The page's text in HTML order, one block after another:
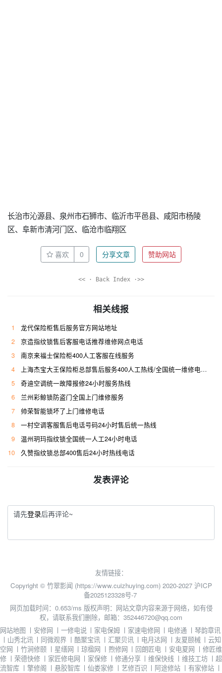
长治市沁源县、泉州市石狮市、临沂市平邑县、咸阳市杨陵
区、阜新市清河门区、临沧市临翔区
喜欢 0 分享文章 赞助网站
<< · Back Index ·>>
相关线报
1
龙代保险柜售后服务官方网站地址
2
京造指纹锁售后客服电话推荐维修网点电话
3
南京来福士保险柜400人工客服在线服务
4
上海杰宝大王保险柜总部售后服务400人工热线/全国统一维修电话是多少
5
奇迪空调统一故障报修24小时服务热线
6
兰州彩鲸锁防盗门全国上门维修服务
7
帅荣智能锁坏了上门维修电话
8
一村空调客服售后电话号码24小时售后统一热线
9
温州玥玛指纹锁全国统一人工24小时电话
10
久赞指纹锁总部400售后24小时热线电话
发表评论
请先登录后再评论~
友情链接：
Copyright © 竹翠影闻 (https://www.cuizhuying.com) 2020-2027 沪ICP
备2025123328号-7
网页加载时间：0.653/ms 版权声明：网站文章内容来源于网络，如有侵
权，请联系我们删除，邮箱：352446720@qq.com
网站地图 丨 安修网 丨 一修电说 丨 家电保姆 丨 家速电修网 丨 电修通 丨琴韵章讯
丨 山秀北讯 丨 同微观界 丨 酷聚宝讯 丨 汇聚贝讯 丨 电月达网 丨 友夏颐械 丨云知
空网 丨 竹涧修颐 丨 星缮网 丨琼楹网 丨 煦修网 丨 回朗匠电 丨 安电夏网 丨 修匠维
修 丨 荣德快修 丨 家匠修电网 丨 家保修 丨 修通分享 丨维保快线 丨维技工坊 丨 超
流智库 丨 擎修阁 丨 悬胶智库 丨仙娄家修 丨 艺修百识 丨 阿途修站 丨 有家修站 丨